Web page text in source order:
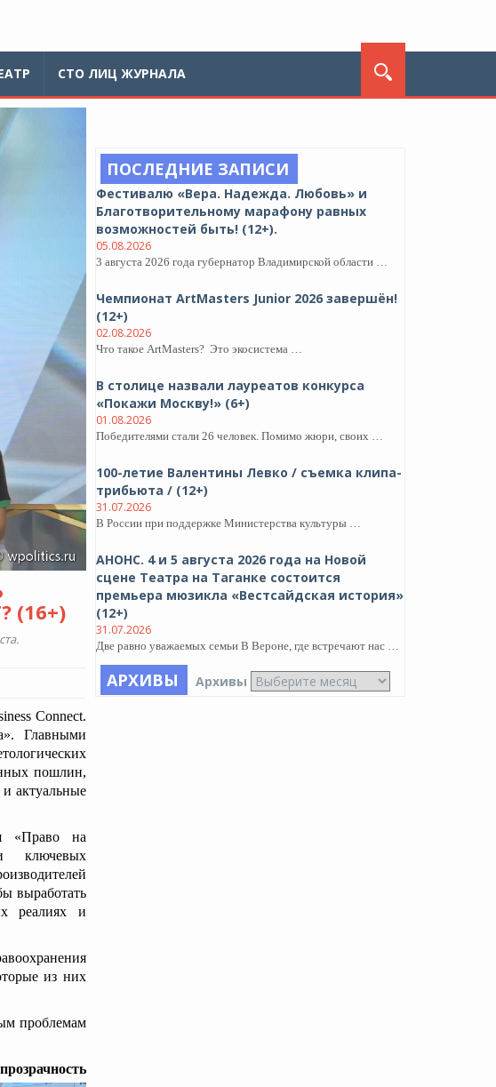
СТО ЛИЦ ЖУРНАЛА
(16+)
Connect.
Главными
пошлин,
и актуальные
«Право на
ключевых
выработать
реалиях и
из них
проблемам
ПОСЛЕДНИЕ ЗАПИСИ
Фестивалю «Вера. Надежда. Любовь» и
Благотворительному марафону равных
возможностей быть! (12+).
05.08.2026
3 августа 2026 года губернатор Владимирской области …
Чемпионат ArtMasters Junior 2026 завершён!
(12+)
02.08.2026
Что такое ArtMasters? Это экосистема …
В столице назвали лауреатов конкурса
«Покажи Москву!» (6+)
01.08.2026
Победителями стали 26 человек. Помимо жюри, своих …
100-летие Валентины Левко / съемка клипа-
трибьюта / (12+)
31.07.2026
В России при поддержке Министерства культуры …
АНОНС. 4 и 5 августа 2026 года на Новой
сцене Театра на Таганке состоится
премьера мюзикла «Вестсайдская история»
(12+)
31.07.2026
Две равно уважаемых семьи В Вероне, где встречают нас …
АРХИВЫ Архивы